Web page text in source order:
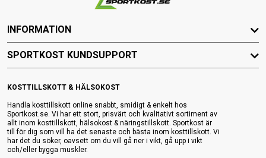
KOSTTILLSKOTT & HÄLSOKOST
Handla kosttillskott online snabbt, smidigt & enkelt hos
Sportkost.se. Vi har ett stort, prisvärt och kvalitativt sortiment av
allt inom kosttillskott, hälsokost & näringstillskott. Sportkost är
till för dig som vill ha det senaste och bästa inom kosttillskott. Vi
har det du söker, oavsett om du vill gå ner i vikt, gå upp i vikt
och/eller bygga muskler.
INFORMATION
SPORTKOST KUNDSUPPORT